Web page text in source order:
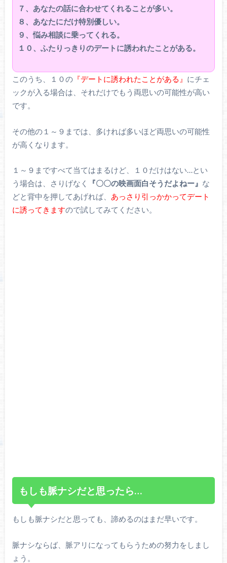
７、あなたの話に合わせてくれることが多い。
８、あなたにだけ特別優しい。
９、悩み相談に乗ってくれる。
１０、ふたりっきりのデートに誘われたことがある。
このうち、１０の『デートに誘われたことがある』 にチェ
ックが入る場合は、それだけでもう両思いの可能性が高い
です。
その他の１～９までは、多ければ多いほど両思いの可能性
が高くなります。
１～９まですべて当てはまるけど、１０だけはない…とい
う場合は、さりげなく
『〇〇の映画面白そうだよねー』 な
どと背中を押してあげれば、 あっさり引っかかってデート
に誘ってきますので試してみてください。
もしも脈ナシだと思ったら…
もしも脈ナシだと思っても、諦めるのはまだ早いです。
脈ナシならば、脈アリになってもらうための努力をしまし
ょう。